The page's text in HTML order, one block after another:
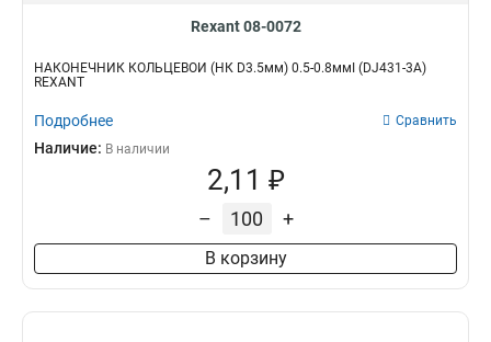
Rexant 08-0072
НАКОНЕЧНИК КОЛЬЦЕВОЙ (НК D3.5мм) 0.5-0.8ммІ (DJ431-3A)
REXANT
Подробнее Сравнить
Наличие: В наличии
2,11 ₽
– +
В корзину